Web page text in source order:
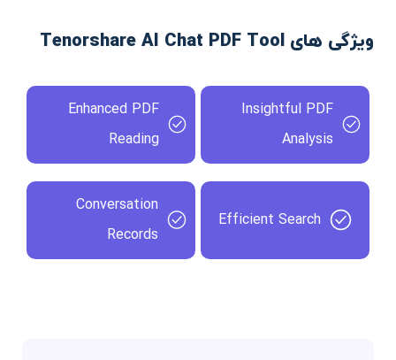
ویژگی های Tenorshare AI Chat PDF Tool
Insightful PDF
Analysis
Enhanced PDF
Reading
Efficient Search
Conversation
Records